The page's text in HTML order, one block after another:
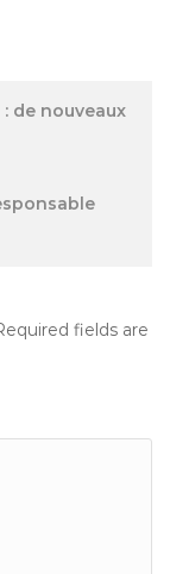
de nouveaux
fields are